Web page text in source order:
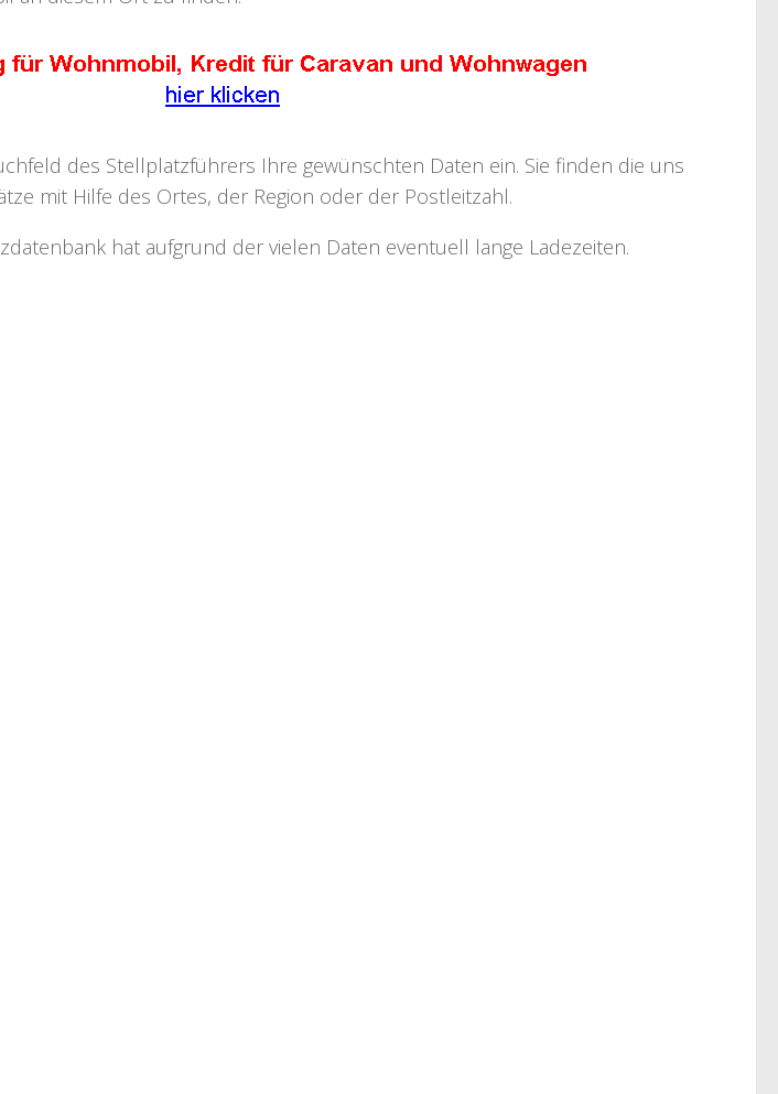
des Stellplatzführers Ihre gewünschten Daten ein. Sie finden die uns
mit Hilfe des Ortes, der Region oder der Postleitzahl.
hat aufgrund der vielen Daten eventuell lange Ladezeiten.